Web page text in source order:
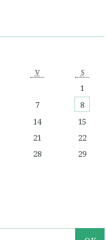
V S
1
7
8
14
15
21
22
28
29